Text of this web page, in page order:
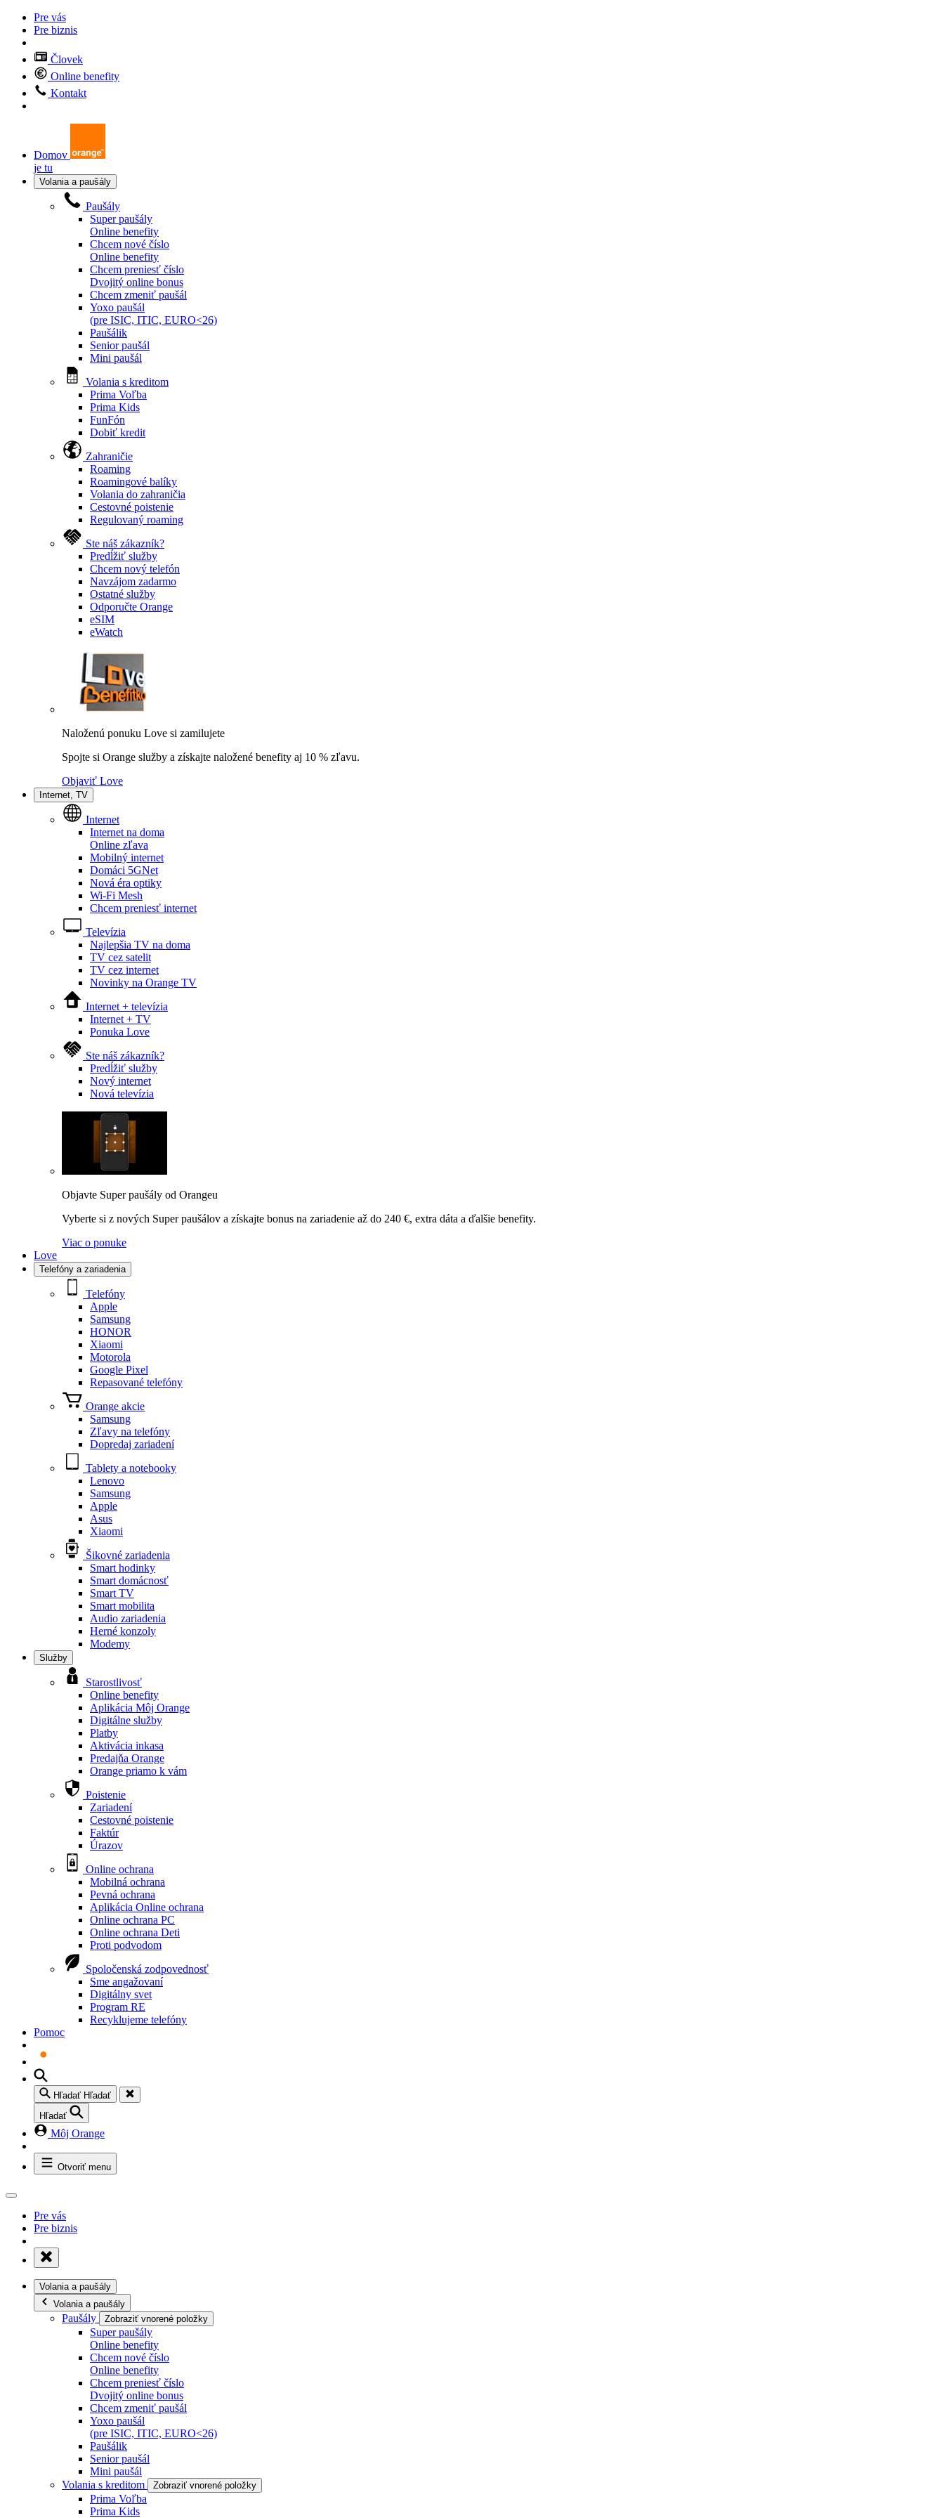
Pre vás
Pre biznis
Človek
Online benefity
Kontakt
Domov
je tu
Volania a paušály
Paušály
Super paušály
Online benefity
Chcem nové číslo
Online benefity
Chcem preniesť číslo
Dvojitý online bonus
Chcem zmeniť paušál
Yoxo paušál
(pre ISIC, ITIC, EURO<26)
Paušálik
Senior paušál
Mini paušál
Volania s kreditom
Prima Voľba
Prima Kids
FunFón
Dobiť kredit
Zahraničie
Roaming
Roamingové balíky
Volania do zahraničia
Cestovné poistenie
Regulovaný roaming
Ste náš zákazník?
Predĺžiť služby
Chcem nový telefón
Navzájom zadarmo
Ostatné služby
Odporučte Orange
eSIM
eWatch
Naloženú ponuku Love si zamilujete
Spojte si Orange služby a získajte naložené benefity aj 10 % zľavu.
Objaviť Love
Internet, TV
Internet
Internet na doma
Online zľava
Mobilný internet
Domáci 5GNet
Nová éra optiky
Wi-Fi Mesh
Chcem preniesť internet
Televízia
Najlepšia TV na doma
TV cez satelit
TV cez internet
Novinky na Orange TV
Internet + televízia
Internet + TV
Ponuka Love
Ste náš zákazník?
Predĺžiť služby
Nový internet
Nová televízia
Objavte Super paušály od Orangeu
Vyberte si z nových Super paušálov a získajte bonus na zariadenie až do 240 €, extra dáta a ďalšie benefity.
Viac o ponuke
Love
Telefóny a zariadenia
Telefóny
Apple
Samsung
HONOR
Xiaomi
Motorola
Google Pixel
Repasované telefóny
Orange akcie
Samsung
Zľavy na telefóny
Dopredaj zariadení
Tablety a notebooky
Lenovo
Samsung
Apple
Asus
Xiaomi
Šikovné zariadenia
Smart hodinky
Smart domácnosť
Smart TV
Smart mobilita
Audio zariadenia
Herné konzoly
Modemy
Služby
Starostlivosť
Online benefity
Aplikácia Môj Orange
Digitálne služby
Platby
Aktivácia inkasa
Predajňa Orange
Orange priamo k vám
Poistenie
Zariadení
Cestovné poistenie
Faktúr
Úrazov
Online ochrana
Mobilná ochrana
Pevná ochrana
Aplikácia Online ochrana
Online ochrana PC
Online ochrana Deti
Proti podvodom
Spoločenská zodpovednosť
Sme angažovaní
Digitálny svet
Program RE
Recyklujeme telefóny
Pomoc
Hľadať Hľadať
Hľadať
Môj Orange
Otvoriť menu
Pre vás
Pre biznis
Volania a paušály
Volania a paušály
Paušály Zobraziť vnorené položky
Super paušály
Online benefity
Chcem nové číslo
Online benefity
Chcem preniesť číslo
Dvojitý online bonus
Chcem zmeniť paušál
Yoxo paušál
(pre ISIC, ITIC, EURO<26)
Paušálik
Senior paušál
Mini paušál
Volania s kreditom
Zobraziť vnorené položky
Prima Voľba
Prima Kids